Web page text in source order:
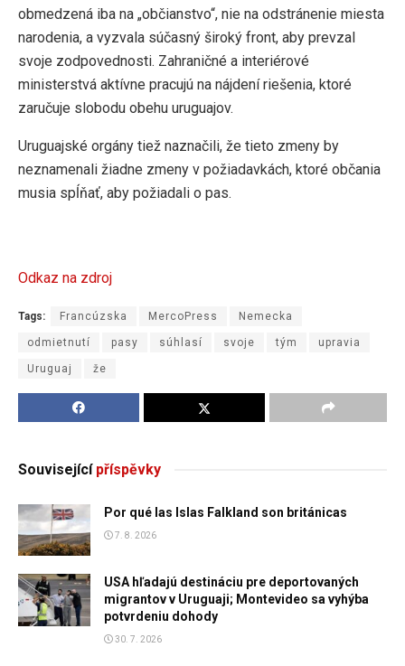
obmedzená iba na „občianstvo“, nie na odstránenie miesta
narodenia, a vyzvala súčasný široký front, aby prevzal
svoje zodpovednosti. Zahraničné a interiérové
ministerstvá aktívne pracujú na nájdení riešenia, ktoré
zaručuje slobodu obehu uruguajov.
Uruguajské orgány tiež naznačili, že tieto zmeny by
neznamenali žiadne zmeny v požiadavkách, ktoré občania
musia spĺňať, aby požiadali o pas.
Odkaz na zdroj
Tags: Francúzska MercoPress Nemecka
odmietnutí pasy súhlasí svoje tým upravia
Uruguaj že
Souvisejícípříspěvky
Por qué las Islas Falkland son británicas
7. 8. 2026
USA hľadajú destináciu pre deportovaných
migrantov v Uruguaji; Montevideo sa vyhýba
potvrdeniu dohody
30. 7. 2026